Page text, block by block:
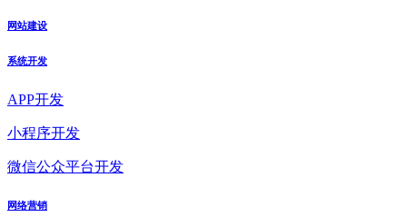
网站建设
系统开发
APP开发
小程序开发
微信公众平台开发
网络营销